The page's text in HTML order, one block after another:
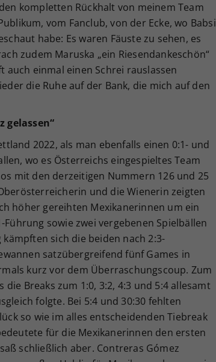
kompletten Rückhalt von meinem Team
vom Fanclub, von der Ecke, wo Babsi
habe: Es waren Fäuste zu sehen, es
zudem Maruska „ein Riesendankeschön“
auch einmal einen Schrei rauslassen
die Ruhe auf der Bank, die mich auf den
gelassen“
2022, als man ebenfalls einen 0:1- und
wo es Österreichs eingespieltes Team
mit den derzeitigen Nummern 126 und 25
und die Wienerin zeigten
höher gereihten Mexikanerinnen um ein
sowie zwei vergebenen Spielbällen
sich die beiden nach 2:3-
satzübergreifend fünf Games in
kurz vor dem Überraschungscoup. Zum
Breaks zum 1:0, 3:2, 4:3 und 5:4 allesamt
folgte. Bei 5:4 und 30:30 fehlten
so wie im alles entscheidenden Tiebreak
für die Mexikanerinnen den ersten
schließlich aber. Contreras Gómez